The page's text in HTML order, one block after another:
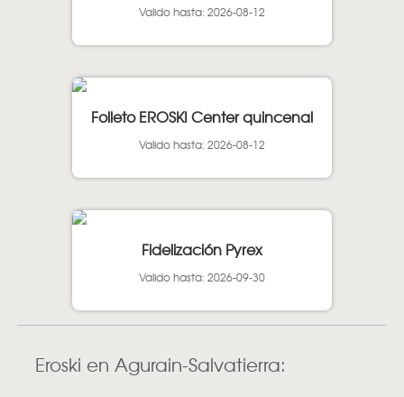
Valido hasta: 2026-08-12
Folleto EROSKI Center quincenal
Valido hasta: 2026-08-12
Fidelización Pyrex
Valido hasta: 2026-09-30
Eroski en Agurain-Salvatierra: